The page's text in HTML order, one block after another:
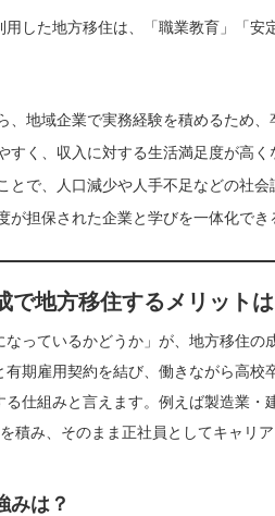
した地方移住は、「職業教育」「
地域企業で実務経験を積めるため、
く、収入に対する生活満足度が高く
で、人口減少や人手不足などの社
担保された企業と学びを一体化でき
地方移住するメリットは
っているかどうか」が、地方移住
期雇用契約を結び、働きながら高
仕組みと言えます。例えば製造業
積み、そのまま正社員としてキャリ
みは？